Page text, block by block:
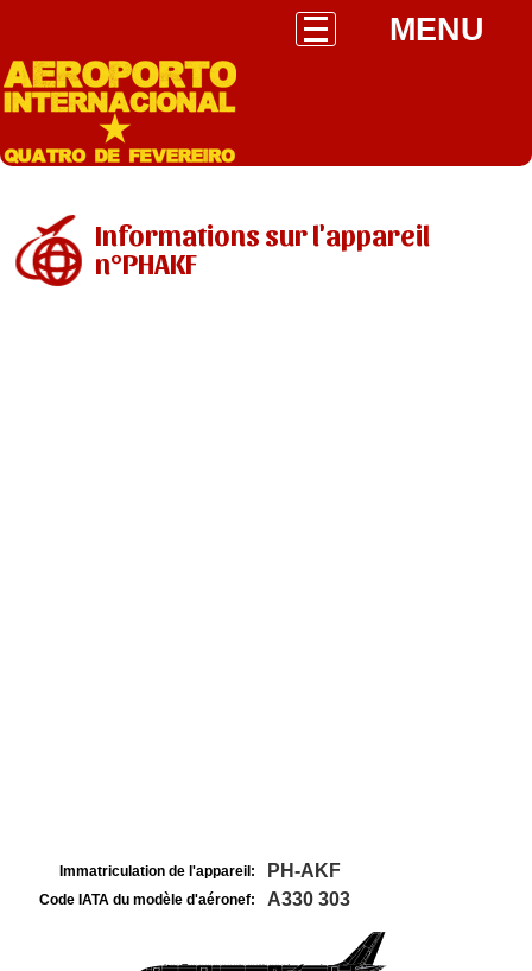
MENU
Informations sur l'appareil
n°PHAKF
Immatriculation de l'appareil: PH-AKF
Code IATA du modèle d'aéronef: A330 303